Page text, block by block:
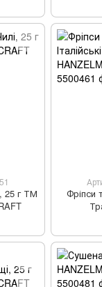
25 г ТМ
Фріпси